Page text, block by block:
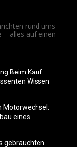
rund ums
– alles auf einen
Beim Kauf
Wissen
Motorwechsel:
eines
gebrauchten